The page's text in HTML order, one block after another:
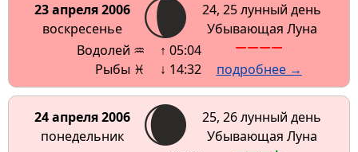
23 апреля 2006
воскресенье
24, 25 лунный день
Убывающая Луна
Водолей ♒
Рыбы ♓
↑ 05:04
↓ 14:32
−−−−
подробнее →
24 апреля 2006
понедельник
25, 26 лунный день
Убывающая Луна